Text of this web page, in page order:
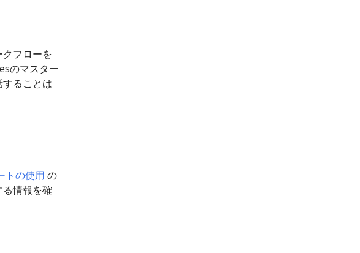
フローを
のマスター
ることは
トの使用 の
情報を確